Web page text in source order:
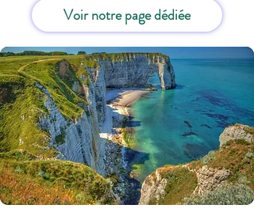
Voir notre page dédiée